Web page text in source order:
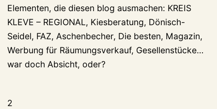
Elementen, die diesen blog ausmachen: KREIS
KLEVE – REGIONAL, Kiesberatung, Dönisch-
Seidel, FAZ, Aschenbecher, Die besten, Magazin,
Werbung für Räumungsverkauf, Gesellenstücke…
war doch Absicht, oder?
2